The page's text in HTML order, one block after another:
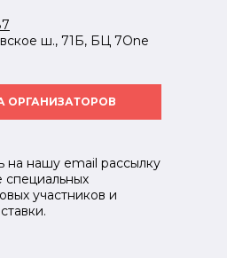
ш., 71Б, БЦ 7One
ОРГАНИЗАТОРОВ
на нашу email рассылку
специальных
участников и